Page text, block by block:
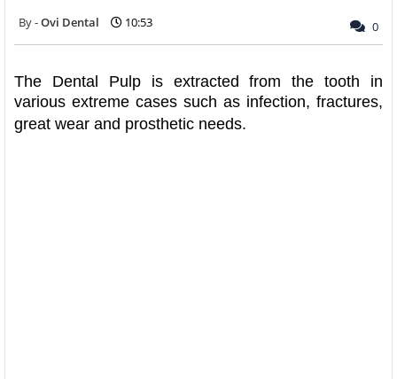
Ovi Dental 10:53 0
The Dental Pulp is extracted from the tooth in
various extreme cases such as infection, fractures,
great wear and prosthetic needs.